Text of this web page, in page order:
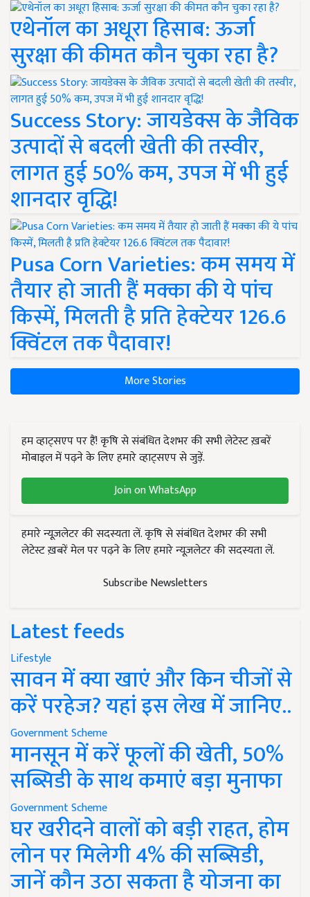
एथेनॉल का अधूरा हिसाब: ऊर्जा
सुरक्षा की कीमत कौन चुका रहा है?
Success Story: जायडेक्स के जैविक
उत्पादों से बदली खेती की तस्वीर,
लागत हुई 50% कम, उपज में भी हुई
शानदार वृद्धि!
Pusa Corn Varieties: कम समय में
तैयार हो जाती हैं मक्का की ये पांच
किस्में, मिलती है प्रति हेक्टेयर 126.6
क्विंटल तक पैदावार!
More Stories
हम व्हाट्सएप पर हैं! कृषि से संबंधित देशभर की सभी लेटेस्ट ख़बरें
मोबाइल में पढ़ने के लिए हमारे व्हाट्सएप से जुड़ें.
Join on WhatsApp
हमारे न्यूज़लेटर की सदस्यता लें. कृषि से संबंधित देशभर की सभी
लेटेस्ट ख़बरें मेल पर पढ़ने के लिए हमारे न्यूज़लेटर की सदस्यता लें.
Subscribe Newsletters
Latest feeds
Lifestyle
सावन में क्या खाएं और किन चीजों से
करें परहेज? यहां इस लेख में जानिए..
Government Scheme
मानसून में करें फूलों की खेती, 50%
सब्सिडी के साथ कमाएं बड़ा मुनाफा
Government Scheme
घर खरीदने वालों को बड़ी राहत, होम
लोन पर मिलेगी 4% की सब्सिडी,
जानें कौन उठा सकता है योजना का